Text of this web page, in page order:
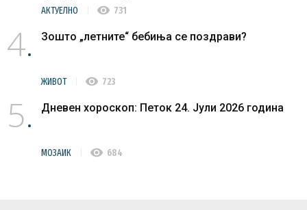
АКТУЕЛНО visibility 731
4 Зошто „летните“ бебиња се поздрави?
ЖИВОТ visibility 723
5 Дневен хороскоп: Петок 24. Јули 2026 година
МОЗАИК visibility 684